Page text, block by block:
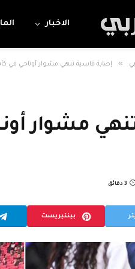
الاخبار
» إصابة قاسية تنهي مشوار أوناحي في
مشوار
3 دقائق
بينتيريست